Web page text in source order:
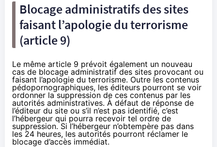
Blocage administratifs des sites
faisant l’apologie du terrorisme
(article 9)
Le même article 9 prévoit également un nouveau
cas de blocage administratif des sites provocant ou
faisant l’apologie du terrorisme. Outre les contenus
pédopornographiques, les éditeurs pourront se voir
ordonner la suppression de ces contenus par les
autorités administratives. À défaut de réponse de
l’éditeur du site ou s’il n’est pas identifié, c’est
l’hébergeur qui pourra recevoir tel ordre de
suppression. Si l’hébergeur n’obtempère pas dans
les 24 heures, les autorités pourront réclamer le
blocage d’accès immédiat.